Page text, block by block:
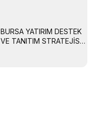
BURSA YATIRIM DESTEK
VE TANITIM STRATEJISI